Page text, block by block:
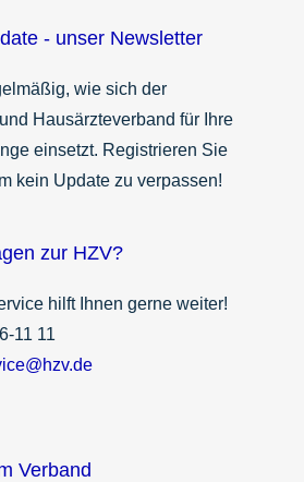
- unser Newsletter
wie sich der
Hausärzteverband für Ihre
einsetzt. Registrieren Sie
kein Update zu verpassen!
zur HZV?
hilft Ihnen gerne weiter!
11 11
Verband